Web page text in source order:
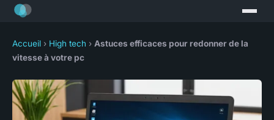
Accueil › High tech › Astuces efficaces pour redonner de la
vitesse à votre pc